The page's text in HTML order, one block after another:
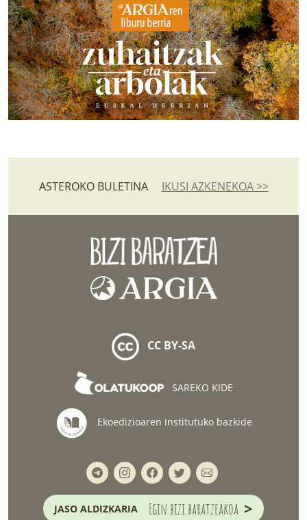
ASTEROKO BULETINA IKUSI AZKENEKOA >>
CC BY-SA
SAREKO KIDE
Ekoedizioaren Institutuko bazkide
JASO ALDIZKARIA Egin bizi baratzeakoa >